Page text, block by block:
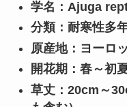
学名：Ajuga
分類：耐寒性多
原産地：ヨーロ
開花期：春～初夏
草丈：20cm～